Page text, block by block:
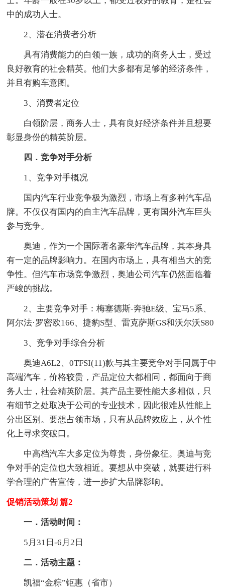
中的成功人士。
2、潜在消费者分析
具有消费能力的白领一族，成功的商务人士，受过
良好教育的社会精英。他们大多都有足够的经济条件，
并且有购车意图。
3、消费者定位
白领阶层，商务人士，具有良好经济条件并且想要
彰显身份的精英阶层。
四．竞争对手分析
1、竞争对手概况
国内汽车行业竞争极为激烈，市场上有多种汽车品
牌。不仅仅有国内的自主汽车品牌，更有国外汽车巨头
参与竞争。
奥迪，作为一个国际著名豪华汽车品牌，其本身具
有一定的品牌影响力。在国内市场上，具有相当大的竞
争性。但汽车市场竞争激烈，奥迪公司汽车仍然面临着
严峻的挑战。
2、主要竞争对手：梅塞德斯-奔驰E级、宝马5系、
阿尔法·罗密欧166、捷豹S型、雷克萨斯GS和沃尔沃S80
3、竞争对手综合分析
奥迪A6L2、0TFSI(11)款与其主要竞争对手同属于中
高端汽车，价格较贵，产品定位大都相同，都面向于商
务人士，社会精英阶层。其产品主要性能大多相似，只
有细节之处取决于公司的专业技术，因此很难从性能上
分出区别。要想占领市场，只有从品牌效应上，从个性
化上寻求突破口。
中高档汽车大多定位为尊贵，身份象征。奥迪与竞
争对手的定位也大致相近。要想从中突破，就要进行科
学合理的广告宣传，进一步扩大品牌影响。
促销活动策划 篇2
一．活动时间：
5月31日-6月2日
二．活动主题：
凯福“金粽”钜惠（省市）